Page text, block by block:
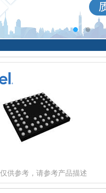
供参考，请参考产品描述